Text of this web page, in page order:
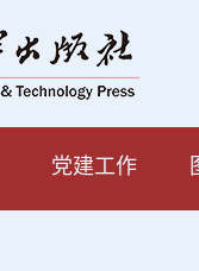
党建工作